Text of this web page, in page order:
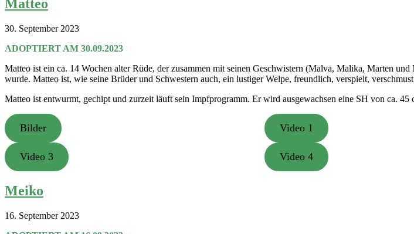
Matteo
30. September 2023
ADOPTIERT AM 30.09.2023
Matteo ist ein ca. 14 Wochen alter Rüde, der zusammen mit seinen Geschwistern (Malva, Malika, Marten
wurde. Matteo ist, wie seine Brüder und Schwestern auch, ein lustiger Welpe, freundlich, verspielt,
Matteo ist entwurmt, gechipt und zurzeit läuft sein Impfprogramm. Er wird ausgewachsen eine SH von ca. 45
Bilder Video 1
Video 3 Video 4
Meiko
16. September 2023